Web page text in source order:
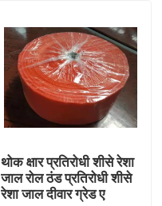
थोक क्षार प्रतिरोधी शीसे रेशा
जाल रोल ठंड प्रतिरोधी शीसे
रेशा जाल दीवार ग्रेड ए